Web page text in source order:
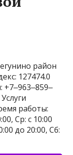
район
127474.0
работы:
Ср: с 10:00
до 20:00, Сб: